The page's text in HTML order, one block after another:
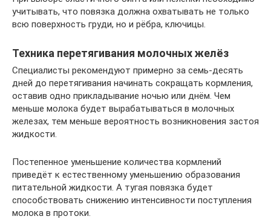
учитывать, что повязка должна охватывать не только
всю поверхность груди, но и рёбра, ключицы.
Техника перетягивания молочных желёз
Специалисты рекомендуют примерно за семь-десять
дней до перетягивания начинать сокращать кормления,
оставив одно прикладывание ночью или днём. Чем
меньше молока будет вырабатываться в молочных
железах, тем меньше вероятность возникновения застоя
жидкости.
Постепенное уменьшение количества кормлений
приведёт к естественному уменьшению образования
питательной жидкости. А тугая повязка будет
способствовать снижению интенсивности поступления
молока в протоки.